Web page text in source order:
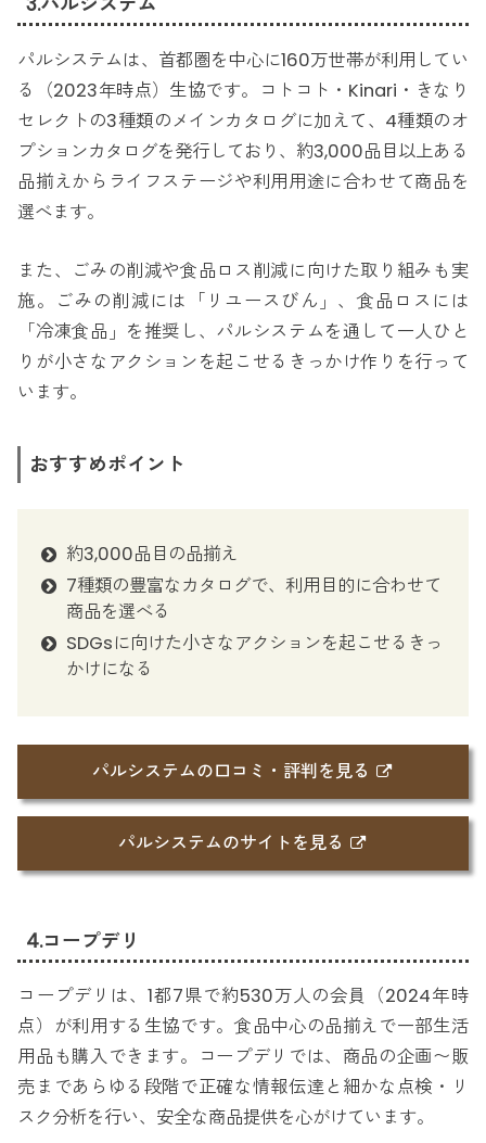
パルシステムは、首都圏を中心に160万世帯が利用してい
る（2023年時点）生協です。コトコト・Kinari・きなり
セレクトの3種類のメインカタログに加えて、4種類のオ
プションカタログを発行しており、約3,000品目以上ある
品揃えからライフステージや利用用途に合わせて商品を
選べます。
また、ごみの削減や食品ロス削減に向けた取り組みも実
施。ごみの削減には「リユースびん」、食品ロスには
「冷凍食品」を推奨し、パルシステムを通して一人ひと
りが小さなアクションを起こせるきっかけ作りを行って
います。
おすすめポイント
約3,000品目の品揃え
7種類の豊富なカタログで、利用目的に合わせて
商品を選べる
SDGsに向けた小さなアクションを起こせるきっ
かけになる
パルシステムの口コミ・評判を見る
パルシステムのサイトを見る
4.コープデリ
コープデリは、1都7県で約530万人の会員（2024年時
点）が利用する生協です。食品中心の品揃えで一部生活
用品も購入できます。コープデリでは、商品の企画〜販
売まであらゆる段階で正確な情報伝達と細かな点検・リ
スク分析を行い、安全な商品提供を心がけています。